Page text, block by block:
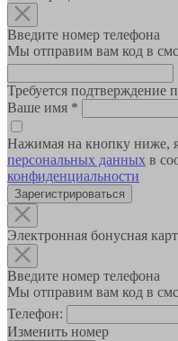
Введите номер телефона
Мы отправим вам код в
Требуется подтверждение
Ваше имя *
Нажимая на кнопку ниже,
персональных данных в
конфиденциальности
Зарегистрироваться
Электронная бонусная
Введите номер телефона
Мы отправим вам код в
Телефон:
Изменить номер